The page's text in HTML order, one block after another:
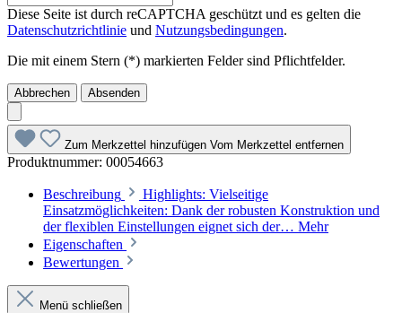
Diese Seite ist durch reCAPTCHA geschützt und es gelten die
Datenschutzrichtlinie und Nutzungsbedingungen.
Die mit einem Stern (*) markierten Felder sind Pflichtfelder.
Abbrechen Absenden
Zum Merkzettel hinzufügen Vom Merkzettel entfernen
Produktnummer: 00054663
Beschreibung
Highlights: Vielseitige
Einsatzmöglichkeiten: Dank der robusten Konstruktion und
der flexiblen Einstellungen eignet sich der… Mehr
Eigenschaften
Bewertungen
Menü schließen